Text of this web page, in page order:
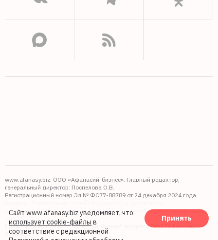
www.afanasy.biz. ООО «Афанасий-бизнес». Главный редактор,
генеральный директор: Поспелова О.В.
Регистрационный номер Эл № ФС77-88789 от 24 декабря 2024 года
Выдано: Федеральная служба по надзору в сфере связи,
информационных технологий и массовых коммуникаций (Роскомнадзор).
Правопреемником АО "Афанасий-бизнес" является ООО "Афанасий-
бизнес"
Сайт www.afanasy.biz уведомляет, что
использует cookie-файлы в
соответствие с редакционной
Принять